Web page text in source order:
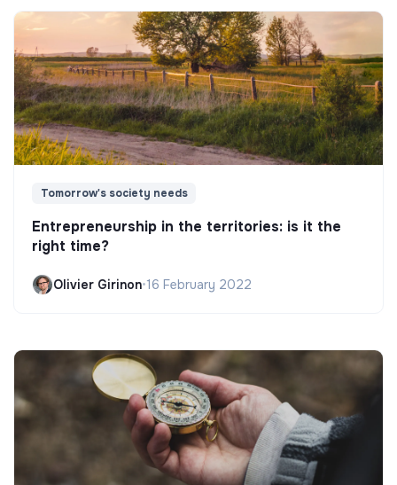
Tomorrow's society needs
Entrepreneurship in the territories: is it the
right time?
Olivier Girinon•16 February 2022